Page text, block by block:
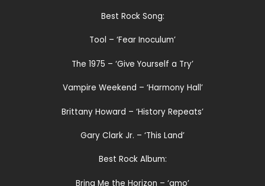
Best Rock Song:
Tool – ‘Fear Inoculum’
The 1975 – ‘Give Yourself a Try’
Vampire Weekend – ‘Harmony Hall’
Brittany Howard – ‘History Repeats’
Gary Clark Jr. – ‘This Land’
Best Rock Album:
Bring Me the Horizon – ‘amo’